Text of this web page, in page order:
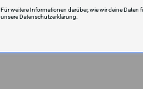
Für weitere Informationen darüber, wie wir deine
unsere Datenschutzerklärung.